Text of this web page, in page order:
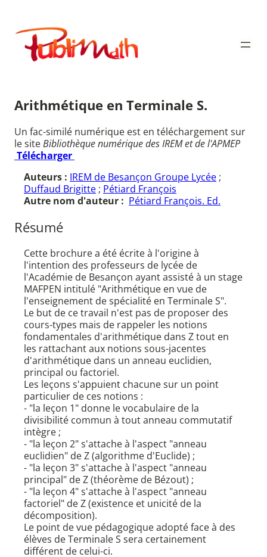
contenu
Publimath
Arithmétique en Terminale S.
Un fac-similé numérique est en téléchargement sur
le siteBibliothèque numérique des IREM et de l'APMEP
Télécharger
Auteurs : IREM de Besançon Groupe Lycée ;
Duffaud Brigitte ; Pétiard François
Autre nom d'auteur : Pétiard François. Ed.
Résumé
Cette brochure a été écrite à l'origine à
l'intention des professeurs de lycée de
l'Académie de Besançon ayant assisté à un stage
MAFPEN intitulé "Arithmétique en vue de
l'enseignement de spécialité en Terminale S".
Le but de ce travail n'est pas de proposer des
cours-types mais de rappeler les notions
fondamentales d'arithmétique dans Z tout en
les rattachant aux notions sous-jacentes
d'arithmétique dans un anneau euclidien,
principal ou factoriel.
Les leçons s'appuient chacune sur un point
particulier de ces notions :
- "la leçon 1" donne le vocabulaire de la
divisibilité commun à tout anneau commutatif
intègre ;
- "la leçon 2" s'attache à l'aspect "anneau
euclidien" de Z (algorithme d'Euclide) ;
- "la leçon 3" s'attache à l'aspect "anneau
principal" de Z (théorème de Bézout) ;
- "la leçon 4" s'attache à l'aspect "anneau
factoriel" de Z (existence et unicité de la
décomposition).
Le point de vue pédagogique adopté face à des
élèves de Terminale S sera certainement
différent de celui-ci.